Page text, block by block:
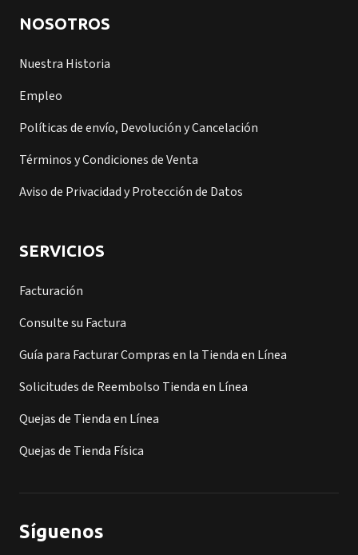
NOSOTROS
Nuestra Historia
Empleo
Políticas de envío, Devolución y Cancelación
Términos y Condiciones de Venta
Aviso de Privacidad y Protección de Datos
SERVICIOS
Facturación
Consulte su Factura
Guía para Facturar Compras en la Tienda en Línea
Solicitudes de Reembolso Tienda en Línea
Quejas de Tienda en Línea
Quejas de Tienda Física
Síguenos